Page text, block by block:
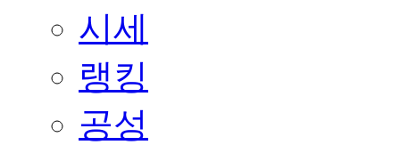
시세
랭킹
공성